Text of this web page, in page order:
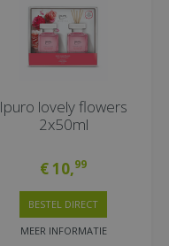
Ipuro lovely flowers
2x50ml
€10,99
MEER INFORMATIE
BESTEL DIRECT